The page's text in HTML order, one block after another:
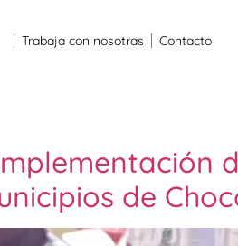
Trabaja con nosotras Contacto
de